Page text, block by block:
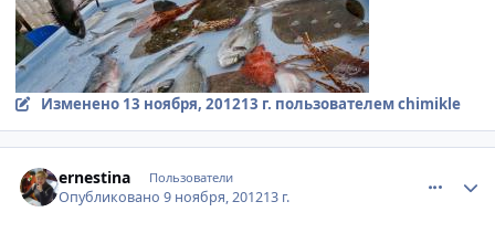
Изменено 13 ноября, 201213 г. пользователем chimikle
ernestina Пользователи
Опубликовано9 ноября, 201213 г.